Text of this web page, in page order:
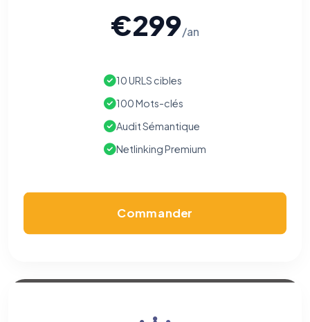
€299/an
10 URLS cibles
100 Mots-clés
Audit Sémantique
Netlinking Premium
Commander